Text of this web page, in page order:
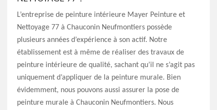
L’entreprise de peinture intérieure Mayer Peinture et
Nettoyage 77 à Chauconin Neufmontiers possède
plusieurs années d’expérience à son actif. Notre
établissement est à même de réaliser des travaux de
peinture intérieure de qualité, sachant qu’il ne s’agit pas
uniquement d’appliquer de la peinture murale. Bien
évidemment, nous pouvons aussi assurer la pose de
peinture murale à Chauconin Neufmontiers. Nous